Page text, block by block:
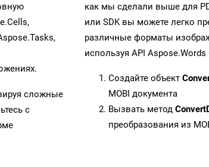
сложные
с
как мы сделали выше для
или SDK вы можете легко
различные форматы
используя API Aspose.Words
Создайте объект
MOBI документа
Вызвать метод
преобразования из